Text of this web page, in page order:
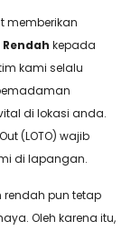
memberikan
kepada
kami selalu
di lokasi anda.
(LOTO) wajib
di lapangan.
pun tetap
Oleh karena itu,